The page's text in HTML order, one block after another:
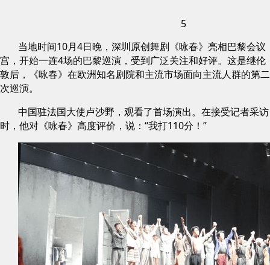
5
当地时间10月4日晚，深圳原创舞剧《咏春》亮相巴黎会议
宫，开始一连4场的巴黎巡演，受到广泛关注和好评。这是继伦
敦后，《咏春》在欧洲知名剧院和主流市场面向主流人群的第二
次巡演。
中国驻法国大使卢沙野，观看了首场演出。在接受记者采访
时，他对《咏春》高度评价，说：“我打110分！”